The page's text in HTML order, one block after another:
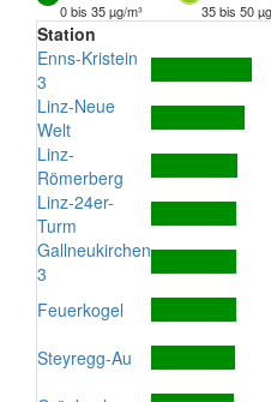
0 bis 35 µg/m³
35 bis 50
Station
Enns-Kristein
3
Linz-Neue
Welt
Linz-
Römerberg
Linz-24er-
Turm
Gallneukirchen
3
Feuerkogel
Steyregg-Au